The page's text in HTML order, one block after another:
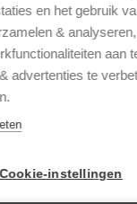
en het gebruik
&
aan
advertenties te
Cookie-instellingen